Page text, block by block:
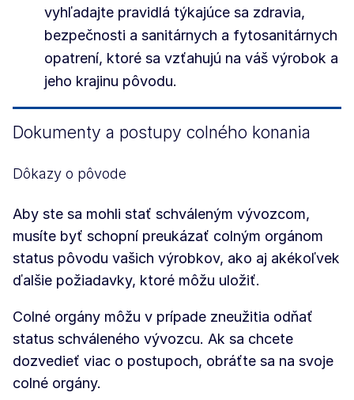
vyhľadajte pravidlá týkajúce sa zdravia,
bezpečnosti a sanitárnych a fytosanitárnych
opatrení, ktoré sa vzťahujú na váš výrobok a
jeho krajinu pôvodu.
Dokumenty a postupy colného konania
Dôkazy o pôvode
Aby ste sa mohli stať schváleným vývozcom,
musíte byť schopní preukázať colným orgánom
status pôvodu vašich výrobkov, ako aj akékoľvek
ďalšie požiadavky, ktoré môžu uložiť.
Colné orgány môžu v prípade zneužitia odňať
status schváleného vývozcu. Ak sa chcete
dozvedieť viac o postupoch, obráťte sa na svoje
colné orgány.